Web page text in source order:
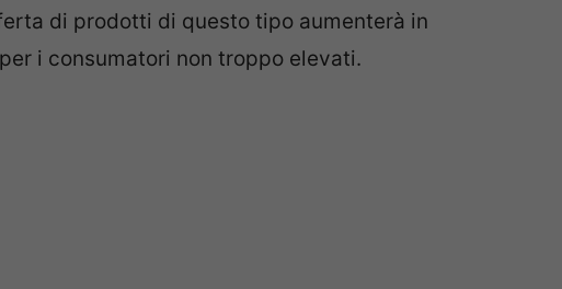
di prodotti di questo tipo aumenterà in
i consumatori non troppo elevati.